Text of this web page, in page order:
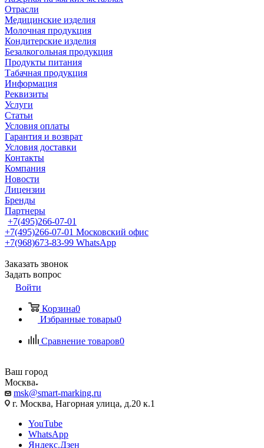
Отрасли
Медицинские изделия
Молочная продукция
Кондитерские изделия
Безалкогольная продукция
Продукты питания
Табачная продукция
Информация
Реквизиты
Услуги
Статьи
Условия оплаты
Гарантия и возврат
Условия доставки
Контакты
Компания
Новости
Лицензии
Бренды
Партнеры
+7(495)266-07-01
+7(495)266-07-01 Московский офис
+7(968)673-83-99 WhatsApp
Заказать звонок
Задать вопрос
Войти
Корзина0
Избранные товары0
Сравнение товаров0
Ваш город
Москва
msk@smart-marking.ru
г. Москва, Нагорная улица, д.20 к.1
YouTube
WhatsApp
Яндекс.Дзен